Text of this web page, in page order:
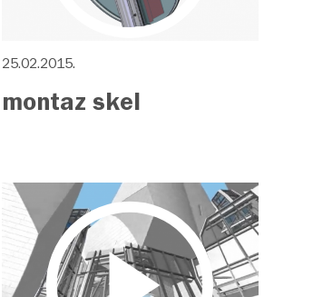
25.02.2015.
montaz skel